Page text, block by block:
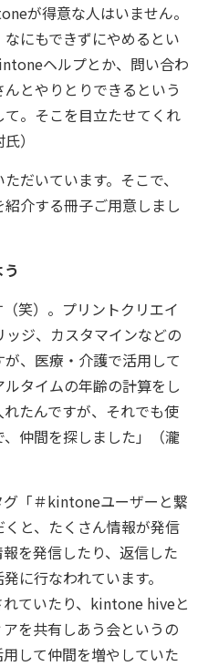
が得意な人はいません。
にもできずにやめるとい
ヘルプとか、問い合わ
とやりとりできるという
。そこを目立たせてくれ
）
だいています。そこで、
介する冊子ご用意しまし
（笑）。プリントクリエイ
ジ、カスタマインなどの
、医療・介護で活用して
タイムの年齢の計算をし
たんですが、それでも使
仲間を探しました」（瀧
グ「＃kintoneユーザーと繋
と、たくさん情報が発信
を発信したり、返信した
に行なわれています。
ていたり、kintone hiveと
を共有しあう会というの
して仲間を増やしていた